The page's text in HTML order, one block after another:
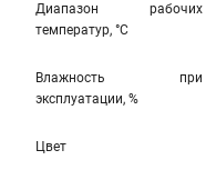
Диапазон рабочих
температур, °С
Влажность при
эксплуатации, %
Цвет